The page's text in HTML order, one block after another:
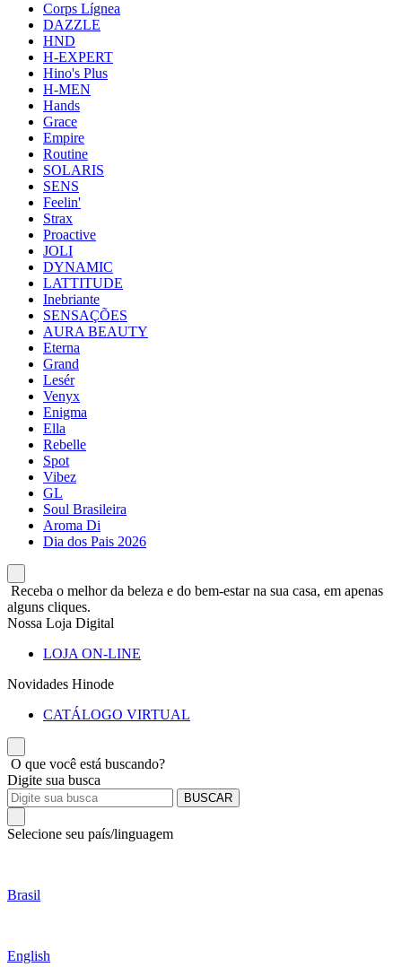
Corps Lígnea
DAZZLE
HND
H-EXPERT
Hino's Plus
H-MEN
Hands
Grace
Empire
Routine
SOLARIS
SENS
Feelin'
Strax
Proactive
JOLI
DYNAMIC
LATTITUDE
Inebriante
SENSAÇÕES
AURA BEAUTY
Eterna
Grand
Lesér
Venyx
Enigma
Ella
Rebelle
Spot
Vibez
GL
Soul Brasileira
Aroma Di
Dia dos Pais 2026
Receba o melhor da beleza e do bem-estar na sua casa, em apenas
alguns cliques.
Nossa Loja Digital
LOJA ON-LINE
Novidades Hinode
CATÁLOGO VIRTUAL
O que você está buscando?
Digite sua busca
BUSCAR
Selecione seu país/linguagem
Brasil
English